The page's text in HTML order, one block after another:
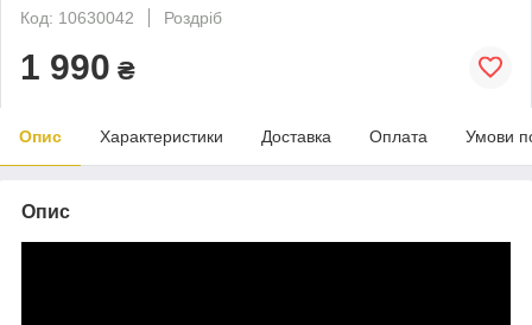
Код: 10630042
Роздріб
1 990 ₴
Опис Характеристики Доставка Оплата Умови
Опис